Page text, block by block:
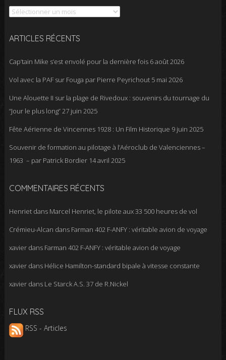
ARTICLES RÉCENTS
Cap’tain Mike s’est envolé pour la dernière fois 6 août 2026
Vol avec la PAF sur Fouga par Pierre Peyrichout 5 mai 2026
Une Alouette II sur la plage de Rivedoux : souvenirs du tournage du
“Jour le plus long”27 juin 2025
Fête Aérienne de Vincennes 1928 : Un Film Historique 9 juin 2025
Souvenir de formation au pilotage à l’Aéroclub de Valenciennes –
1963 – par Patrick Bordier 14 avril 2025
COMMENTAIRES RÉCENTS
Henrietdans Marcel Henriet, le pilote aux 33 500 heures de vol
Crémieu-Alcan dans Farman 402 F-ANFY : véritable avion de voyage
xavierdans Farman 402 F-ANFY : véritable avion de voyage
xavierdans Hélice Hamilton-standard bipale à vitesse constante
xavierdans Le Starck A.S. 37 de R.Nickel
FLUX RSS
RSS - Articles